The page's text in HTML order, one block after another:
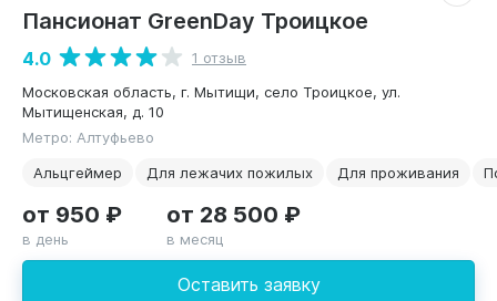
Пансионат GreenDay Троицкое
4.0
1 отзыв
Московская область, г. Мытищи, село Троицкое, ул.
Мытищенская, д. 10
Метро: Алтуфьево
Альцгеймер
Для лежачих пожилых Для проживания
Оставить заявку
от 950 ₽
в день
от 28 500 ₽
в месяц